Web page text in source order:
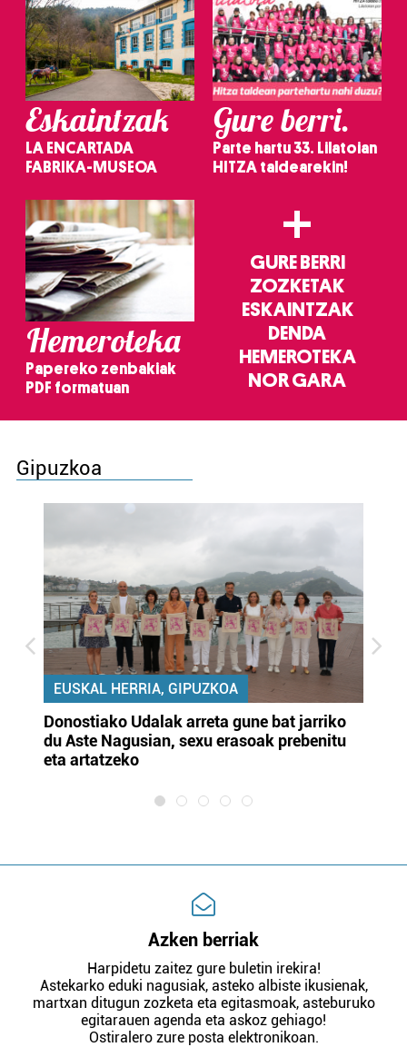
Eskaintzak
LA ENCARTADA
FABRIKA-MUSEOA
Gure berri.
Parte hartu 33. Lilatoian
HITZA taldearekin!
Hemeroteka
Papereko zenbakiak
PDF formatuan
+
GURE BERRI
ZOZKETAK
ESKAINTZAK
DENDA
HEMEROTEKA
NOR GARA
Gipuzkoa
EUSKAL HERRIA, GIPUZKOA
Donostiako Udalak arreta gune bat jarriko
du Aste Nagusian, sexu erasoak prebenitu
eta artatzeko
Azken berriak
Harpidetu zaitez gure buletin irekira!
Astekarko eduki nagusiak, asteko albiste ikusienak,
martxan ditugun zozketa eta egitasmoak, asteburuko
egitarauen agenda eta askoz gehiago!
Ostiralero zure posta elektronikoan.